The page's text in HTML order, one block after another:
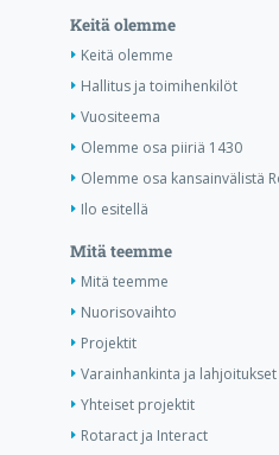
Keitä olemme
Keitä olemme
Hallitus ja toimihenkilöt
Vuositeema
Olemme osa piiriä 1430
Olemme osa kansainvälistä
Ilo esitellä
Mitä teemme
Mitä teemme
Nuorisovaihto
Projektit
Varainhankinta ja lahjoitukset
Yhteiset projektit
Rotaract ja Interact